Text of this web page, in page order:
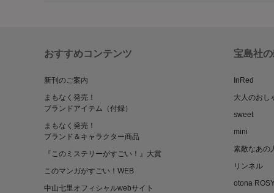
おすすめコンテンツ
新刊のご案内
まもなく発売！
ブランドアイテム（付録）
まもなく発売！
ブランド＆キャラクター商品
『このミステリーがすごい！』大賞
このマンガがすごい！WEB
中山七里オフィシャルwebサイト
宝島社
InRed
大人のおし
sweet
mini
素敵なあの
リンネル
otona